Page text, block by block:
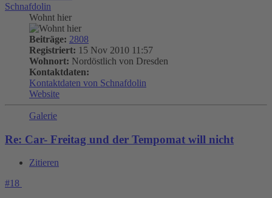
Schnafdolin
Wohnt hier
Beiträge: 2808
Registriert: 15 Nov 2010 11:57
Wohnort: Nordöstlich von Dresden
Kontaktdaten:
Kontaktdaten von Schnafdolin
Website
Galerie
Re: Car- Freitag und der Tempomat will nicht
Zitieren
#18